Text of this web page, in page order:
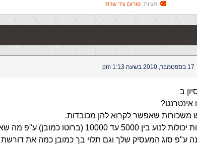
תגיות: פורום צד שרת
17 בספטמבר, 2010 בשעה 1:13 pm
ב
אינטרנט?
משכורות שאפשר לקרוא להן מכובדות.
5000 עד 10000 (ברוטו כמובן) ע"פ מה שאני מכיר.
ע"פ סוג המעסיק שלך וגם תלוי בך כמובן כמה את דורשת